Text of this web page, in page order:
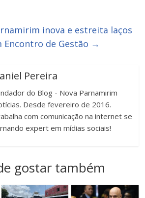
inova e estreita laços
Encontro de Gestão →
Pereira
do Blog - Nova Parnamirim
Desde fevereiro de 2016.
com comunicação na internet se
expert em mídias sociais!
gostar também